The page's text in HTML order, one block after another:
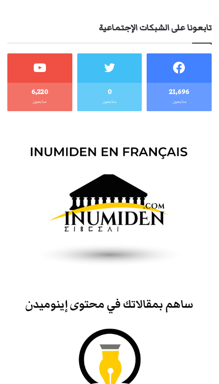
تابعونا على الشبكات الإجتماعية
21٬696
متابعون
0
متابعون
6٬220
متابعون